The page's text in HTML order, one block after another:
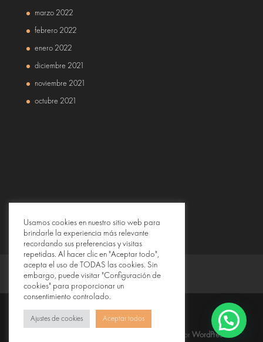
marzo 2022
febrero 2022
enero 2022
diciembre 2021
noviembre 2021
octubre 2021
| Desarrollado porWordPress
Usamos cookies en nuestro sitio web para
brindarle la experiencia más relevante
recordando sus preferencias y visitas
repetidas. Al hacer clic en "Aceptar todo",
acepta el uso de TODAS las cookies. Sin
embargo, puede visitar "Configuración de
cookies" para proporcionar un
consentimiento controlado.
Ajustes de cookies Aceptar todos